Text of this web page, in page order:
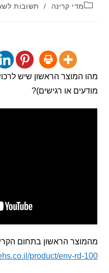
קרינה / תשובות לשאלות
הראשון שיש לרכוש
או רגישים)?
הראשון בתחום הקרינה – מד
product/env-